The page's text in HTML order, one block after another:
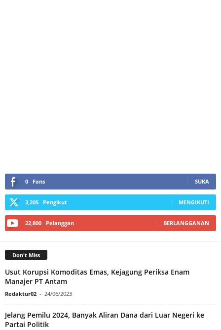
0 Fans SUKA
3,205 Pengikut MENGIKUTI
22,800 Pelanggan BERLANGGANAN
Don't Miss
Usut Korupsi Komoditas Emas, Kejagung Periksa Enam
Manajer PT Antam
Redaktur02 - 24/06/2023
Jelang Pemilu 2024, Banyak Aliran Dana dari Luar Negeri ke
Partai Politik